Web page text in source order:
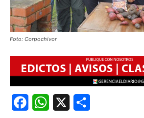
Foto: Corpochivor
FacebookWhatsApp